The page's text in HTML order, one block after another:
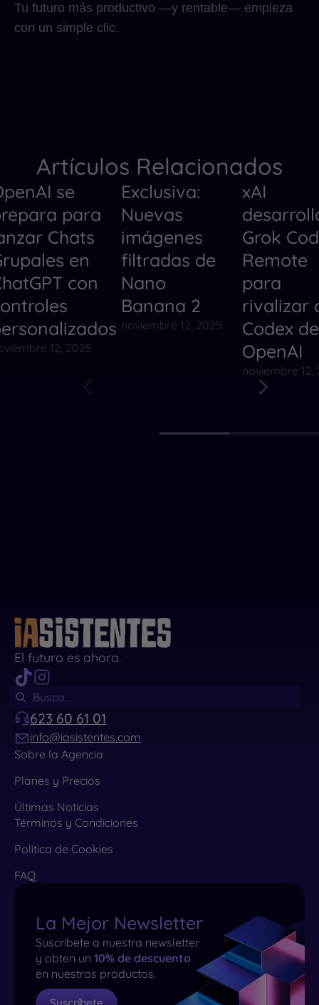
Tu futuro más productivo —y rentable— empieza
con un simple clic.
Artículos Relacionados
Herramientas de IA
Noticias
se
para
Chats
en
con
12, 2025
Noticias
Exclusiva:
Nuevas
imágenes
filtradas de
Nano
Banana 2
noviembre 12, 2025
Noticias
xAI
Grok
Remote
para
rivalizar
Codex de
OpenAI
noviembre 12,
El futuro es ahora.
623 60 61 01
info@iasistentes.com
Sobre la Agencia
Planes y Precios
Últimas Noticias
Términos y Condiciones
Política de Cookies
FAQ
La Mejor Newsletter
Suscríbete a nuestra newsletter
y obten un 10% de descuento
en nuestros productos.